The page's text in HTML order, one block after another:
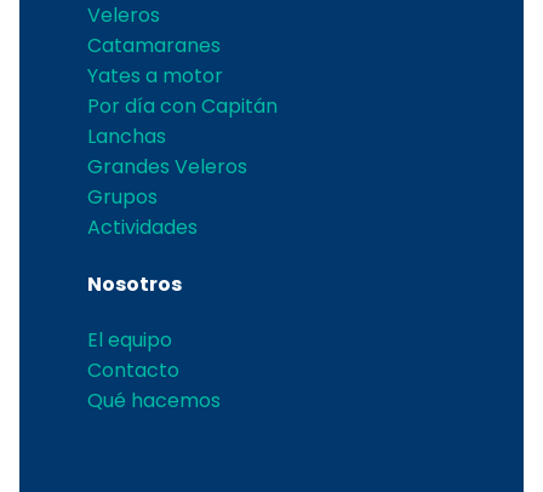
Veleros
Catamaranes
Yates a motor
Por día con Capitán
Lanchas
Grandes Veleros
Grupos
Actividades
Nosotros
El equipo
Contacto
Qué hacemos